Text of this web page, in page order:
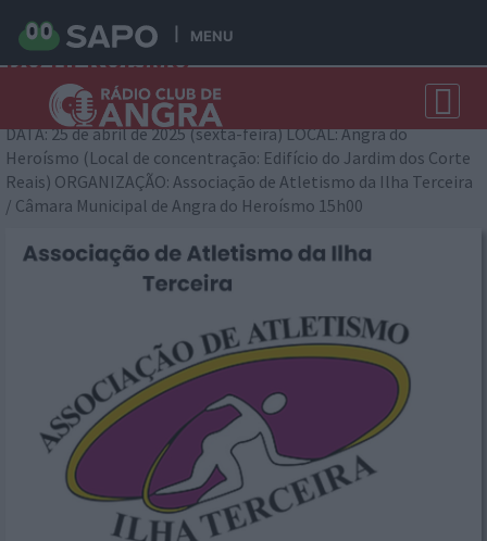
MENU
GRANDE PRÉMIO DA BAÍA DE ANGRA
DO HEROÍSMO
Angra do Heroísmo 2025-04-23 13:31:44
DATA: 25 de abril de 2025 (sexta-feira) LOCAL: Angra do
Heroísmo (Local de concentração: Edifício do Jardim dos Corte
Reais) ORGANIZAÇÃO: Associação de Atletismo da Ilha Terceira
/ Câmara Municipal de Angra do Heroísmo 15h00